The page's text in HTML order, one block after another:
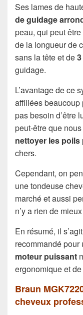
Ses lames de
de guidage
peau, qui peut
de la longueur de
sans la tête et de3
guidage.
L’avantage de ce
affiliées beaucoup
pas besoin d’être
peut-être que
nettoyer les poils
chers.
Cependant, on
une tondeuse
marché et aussi
n’y a rien de
En résumé, il
recommandé pour
moteur puissant
ergonomique et
Braun
cheveux